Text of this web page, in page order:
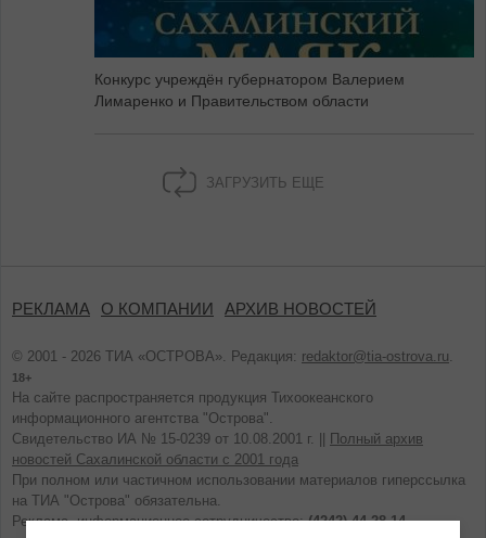
Конкурс учреждён губернатором Валерием
Лимаренко и Правительством области
ЗАГРУЗИТЬ ЕЩЕ
РЕКЛАМА О КОМПАНИИ АРХИВ НОВОСТЕЙ
© 2001 - 2026 ТИА «ОСТРОВА». Редакция: redaktor@tia-ostrova.ru.
18+
На сайте распространяется продукция Тихоокеанского
информационного агентства "Острова".
Свидетельство ИА № 15-0239 от 10.08.2001 г. ||
Полный архив
новостей Сахалинской области с 2001 года
При полном или частичном использовании материалов гиперссылка
на ТИА "Острова" обязательна.
Реклама, информационное сотрудничество:(4242) 44-28-14.